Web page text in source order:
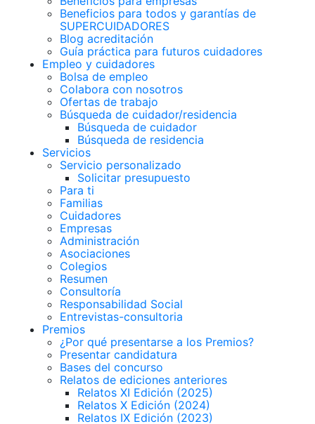
Beneficios para todos y garantías de
SUPERCUIDADORES
Blog acreditación
Guía práctica para futuros cuidadores
Empleo y cuidadores
Bolsa de empleo
Colabora con nosotros
Ofertas de trabajo
Búsqueda de cuidador/residencia
Búsqueda de cuidador
Búsqueda de residencia
Servicios
Servicio personalizado
Solicitar presupuesto
Para ti
Familias
Cuidadores
Empresas
Administración
Asociaciones
Colegios
Resumen
Consultoría
Responsabilidad Social
Entrevistas-consultoria
Premios
¿Por qué presentarse a los Premios?
Presentar candidatura
Bases del concurso
Relatos de ediciones anteriores
Relatos XI Edición (2025)
Relatos X Edición (2024)
Relatos IX Edición (2023)